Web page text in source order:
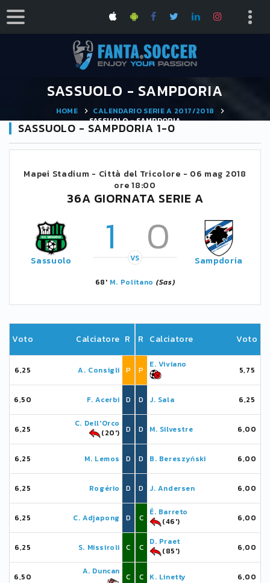
SASSUOLO - SAMPDORIA
HOME
CALENDARIO SERIE A 2017/2018
SASSUOLO - SAMPDORIA
SASSUOLO - SAMPDORIA 1-0
Mapei Stadium - Città del Tricolore - 06 mag 2018
ore 18:00
36A GIORNATA SERIE A
Sassuolo 1 0
VS Sampdoria
68' M. Politano (Sas)
Voto Calciatore R
6,25 A. Consigli P
6,50 F. Acerbi D
6,25
C. Dell'Orco
(20')
D
6,25 M. Lemos D
6,25 Rogério D
6,25 C. Adjapong D
6,25 S. Missiroli C
6,50
A. Duncan
C
R Calciatore Voto
P
E. Viviano
5,75
D J. Sala 6,25
D M. Silvestre 6,00
D B. Bereszyński 6,00
D J. Andersen 6,00
C
É. Barreto
(46')
6,00
C
D. Praet
(85')
6,00
C K. Linetty 6,00